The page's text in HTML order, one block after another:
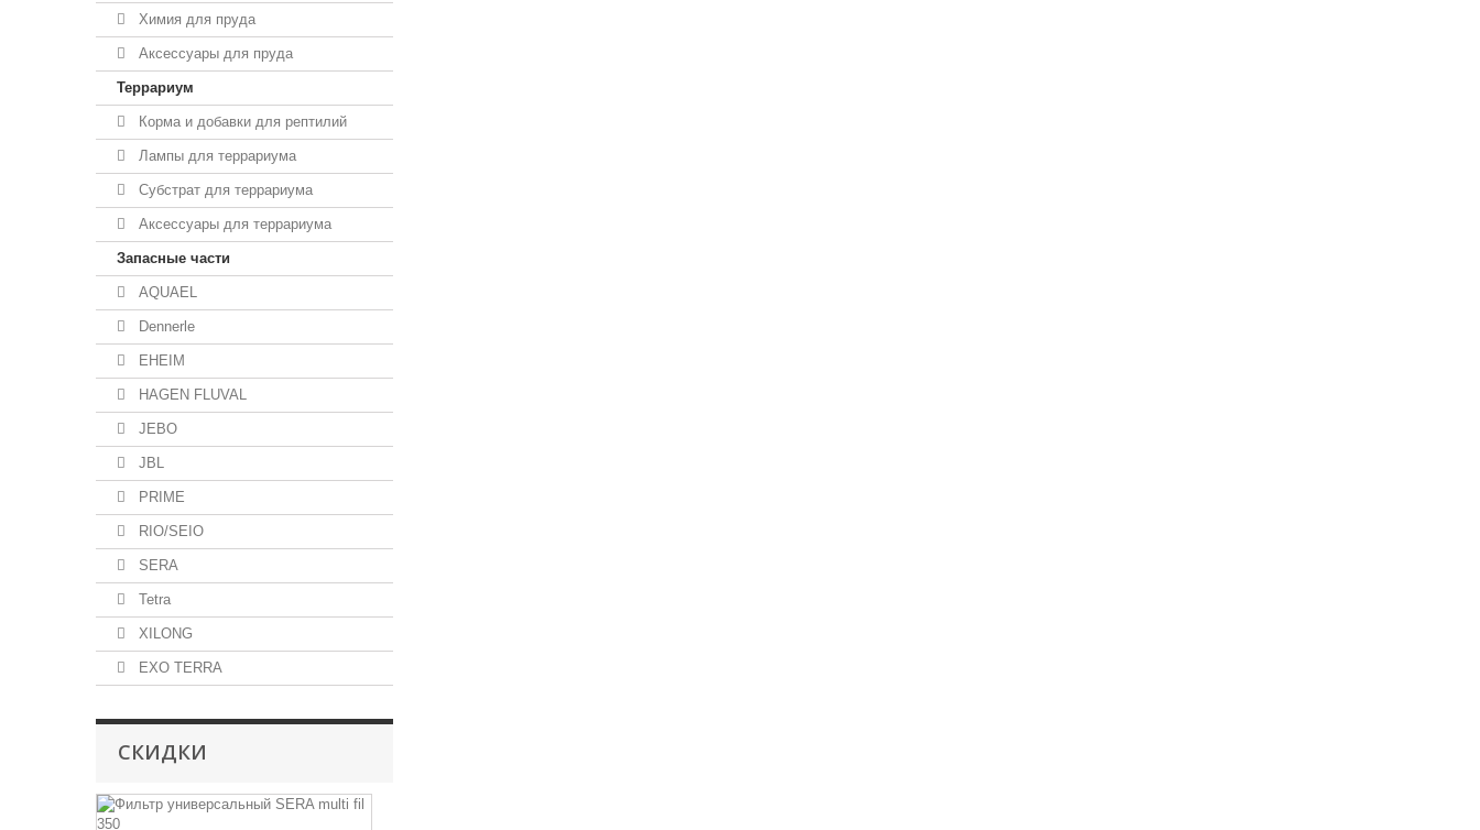
Химия для пруда
Аксессуары для пруда
Террариум
Корма и добавки для рептилий
Лампы для террариума
Субстрат для террариума
Аксессуары для террариума
Запасные части
AQUAEL
Dennerle
EHEIM
HAGEN FLUVAL
JEBO
JBL
PRIME
RIO/SEIO
SERA
Tetra
XILONG
EXO TERRA
СКИДКИ